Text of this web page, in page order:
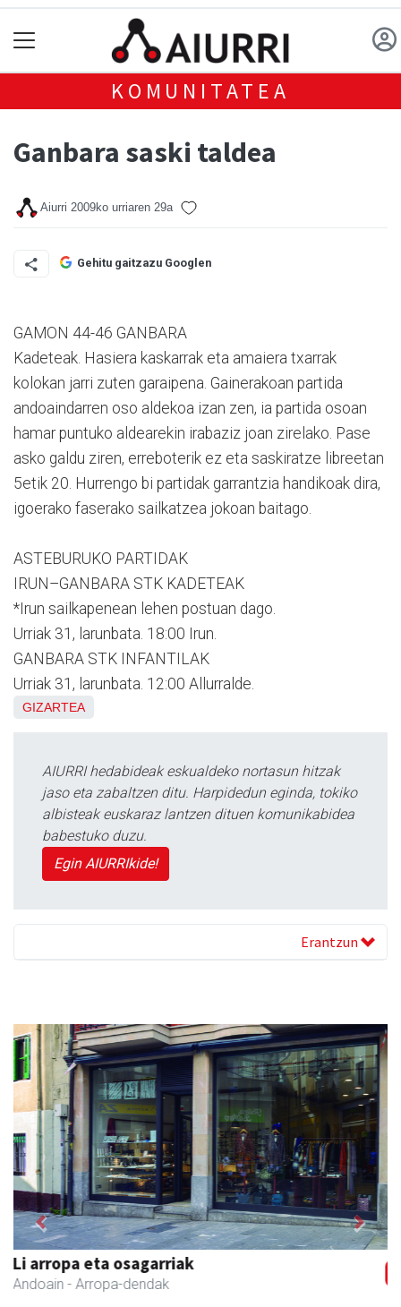
KOMUNITATEA
Ganbara saski taldea
Aiurri 2009ko urriaren 29a
Gehitu gaitzazu Googlen
GAMON 44-46 GANBARA
Kadeteak. Hasiera kaskarrak eta amaiera txarrak
kolokan jarri zuten garaipena. Gainerakoan partida
andoaindarren oso aldekoa izan zen, ia partida osoan
hamar puntuko aldearekin irabaziz joan zirelako. Pase
asko galdu ziren, erreboterik ez eta saskiratze libreetan
5etik 20. Hurrengo bi partidak garrantzia handikoak dira,
igoerako faserako sailkatzea jokoan baitago.
ASTEBURUKO PARTIDAK
IRUN–GANBARA STK KADETEAK
*Irun sailkapenean lehen postuan dago.
Urriak 31, larunbata. 18:00 Irun.
GANBARA STK INFANTILAK
Urriak 31, larunbata. 12:00 Allurralde.
GIZARTEA
AIURRI hedabideak eskualdeko nortasun hitzak
jaso eta zabaltzen ditu. Harpidedun eginda, tokiko
albisteak euskaraz lantzen dituen komunikabidea
babestuko duzu.
Egin AIURRIkide!
Erantzun
Bixente Otegi Lizaso S. L.
Asteasu - Asfaltoak
Previous Next